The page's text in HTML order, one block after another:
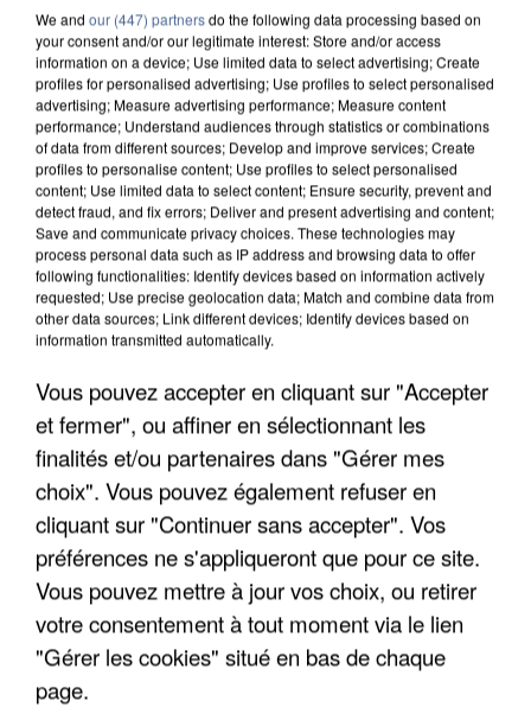
5 août 2026
L’un des fondateurs supposés de la DZ Mafia
interpellé en Algérie
Il est soupçonné d'y avoir mené ses opérations en
France.
5 août 2026
découverte d’un enfant de...
We and our (447) partnersdo the following data processing based on
your consent and/or our legitimate interest: Store and/or access
information on a device; Use limited data to select advertising; Create
profiles for personalised advertising; Use profiles to select personalised
advertising; Measure advertising performance; Measure content
performance; Understand audiences through statistics or combinations
of data from different sources; Develop and improve services; Create
profiles to personalise content; Use profiles to select personalised
content; Use limited data to select content; Ensure security, prevent and
detect fraud, and fix errors; Deliver and present advertising and content;
Save and communicate privacy choices. These technologies may
process personal data such as IP address and browsing data to offer
following functionalities: Identify devices based on information actively
requested; Use precise geolocation data; Match and combine data from
other data sources; Link different devices; Identify devices based on
information transmitted automatically.
Vous pouvez accepter en cliquant sur "Accepter
et fermer", ou affiner en sélectionnant les
finalités et/ou partenaires dans "Gérer mes
choix". Vous pouvez également refuser en
cliquant sur "Continuer sans accepter". Vos
préférences ne s'appliqueront que pour ce site.
Vous pouvez mettre à jour vos choix, ou retirer
votre consentement à tout moment via le lien
"Gérer les cookies" situé en bas de chaque
page.